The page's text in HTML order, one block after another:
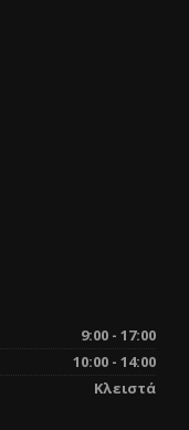
9:00 - 17:00
10:00 - 14:00
Κλειστά